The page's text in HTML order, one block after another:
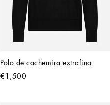
Polo de cachemira extrafina
€1,500